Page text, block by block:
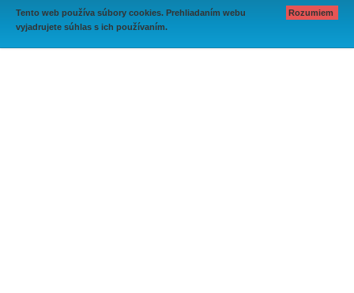
Tento web používa súbory cookies. Prehliadaním webu
vyjadrujete súhlas s ich používaním.
Rozumiem